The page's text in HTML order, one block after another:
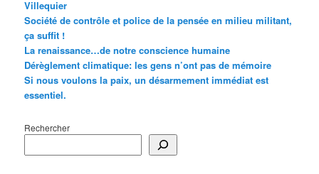
Villequier
Société de contrôle et police de la pensée en milieu militant,
ça suffit !
La renaissance…de notre conscience humaine
Dérèglement climatique: les gens n’ont pas de mémoire
Si nous voulons la paix, un désarmement immédiat est
essentiel.
Rechercher